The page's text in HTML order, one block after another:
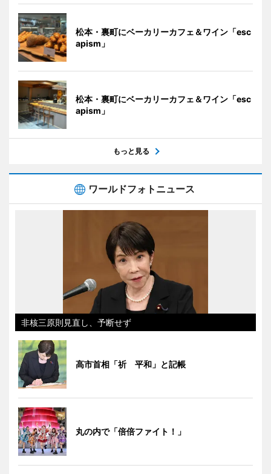
松本・裏町にベーカリーカフェ＆ワイン「esc
apism」
松本・裏町にベーカリーカフェ＆ワイン「esc
apism」
もっと見る
ワールドフォトニュース
非核三原則見直し、予断せず
高市首相「祈 平和」と記帳
丸の内で「倍倍ファイト！」